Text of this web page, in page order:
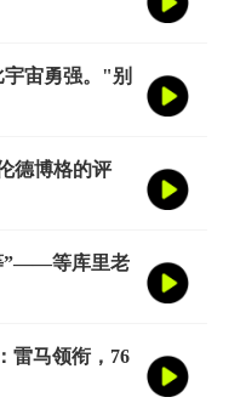
我给您掰开了
宙勇强。"别
我给您掰开了
德博格的评
格是夏联最耀
”——等库里老
雷马领衔，76